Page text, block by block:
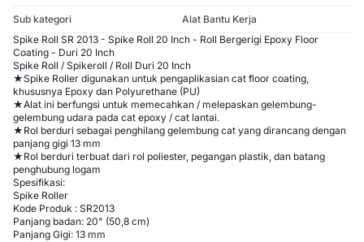
Sub kategori
Alat Bantu Kerja
Spike Roll SR 2013 - Spike Roll 20 Inch - Roll Bergerigi Epoxy Floor
Coating - Duri 20 Inch
Spike Roll / Spikeroll / Roll Duri 20 Inch
★Spike Roller digunakan untuk pengaplikasian cat floor coating,
khususnya Epoxy dan Polyurethane (PU)
★Alat ini berfungsi untuk memecahkan / melepaskan gelembung-
gelembung udara pada cat epoxy / cat lantai.
★Rol berduri sebagai penghilang gelembung cat yang dirancang dengan
panjang gigi 13 mm
★Rol berduri terbuat dari rol poliester, pegangan plastik, dan batang
penghubung logam
Spesifikasi:
Spike Roller
Kode Produk : SR2013
Panjang badan: 20" (50,8 cm)
Panjang Gigi: 13 mm